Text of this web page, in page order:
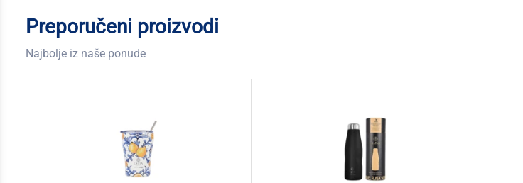
Preporučeni proizvodi
Najbolje iz naše ponude